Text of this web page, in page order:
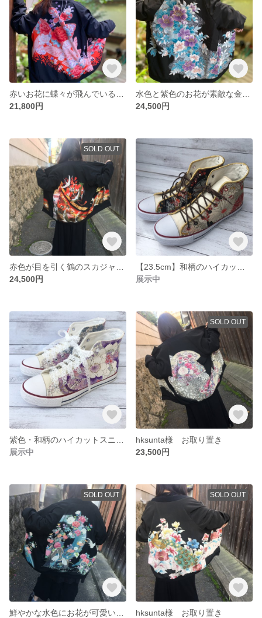
21,800円
24,500円
SOLD OUT
24,500円
展示中
展示中
SOLD OUT
hksunta様 お取り置き
23,500円
SOLD OUT SOLD OUT
hksunta様 お取り置き